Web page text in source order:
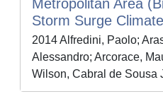
Metropolitan Area
Storm Surge
2014 Alfredini, Paolo;
Alessandro; Arcorace,
Wilson, Cabral de Sousa